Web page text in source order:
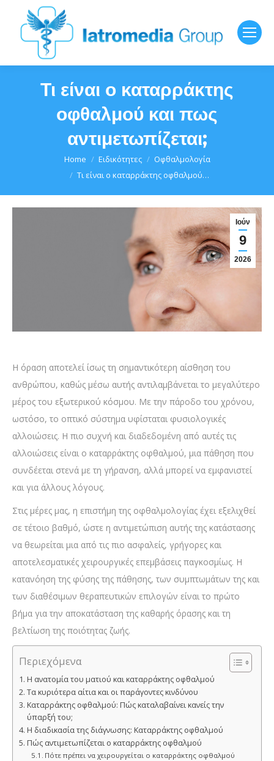
Τι είναι ο καταρράκτης
οφθαλμού και πως
αντιμετωπίζεται;
You are here:Home Ειδικότητες
Οφθαλμολογία
Τι είναι ο καταρράκτης οφθαλμού…
Ιούν
9
2026
Η όραση αποτελεί ίσως τη σημαντικότερη αίσθηση του
ανθρώπου, καθώς μέσω αυτής αντιλαμβάνεται το μεγαλύτερο
μέρος του εξωτερικού κόσμου. Με την πάροδο του χρόνου,
ωστόσο, το οπτικό σύστημα υφίσταται φυσιολογικές
αλλοιώσεις. Η πιο συχνή και διαδεδομένη από αυτές τις
αλλοιώσεις είναι ο καταρράκτης οφθαλμού, μια πάθηση που
συνδέεται στενά με τη γήρανση, αλλά μπορεί να εμφανιστεί
και για άλλους λόγους.
Στις μέρες μας, η επιστήμη της οφθαλμολογίας έχει εξελιχθεί
σε τέτοιο βαθμό, ώστε η αντιμετώπιση αυτής της κατάστασης
να θεωρείται μια από τις πιο ασφαλείς, γρήγορες και
αποτελεσματικές χειρουργικές επεμβάσεις παγκοσμίως. Η
κατανόηση της φύσης της πάθησης, των συμπτωμάτων της και
των διαθέσιμων θεραπευτικών επιλογών είναι το πρώτο
βήμα για την αποκατάσταση της καθαρής όρασης και τη
βελτίωση της ποιότητας ζωής.
Περιεχόμενα
Η ανατομία του ματιού και καταρράκτης οφθαλμού
Τα κυριότερα αίτια και οι παράγοντες κινδύνου
Καταρράκτης οφθαλμού: Πώς καταλαβαίνει κανείς την
ύπαρξή του;
Η διαδικασία της διάγνωσης: Καταρράκτης οφθαλμού
Πώς αντιμετωπίζεται ο καταρράκτης οφθαλμού
Πότε πρέπει να χειρουργείται ο καταρράκτης οφθαλμού